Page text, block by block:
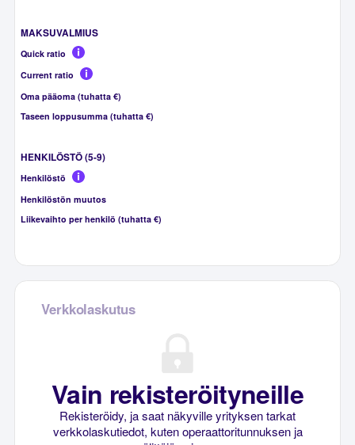
MAKSUVALMIUS
Quick ratio
Current ratio
Oma pääoma (tuhatta €)
Taseen loppusumma (tuhatta €)
HENKILÖSTÖ (5-9)
Henkilöstö
Henkilöstön muutos
Liikevaihto per henkilö (tuhatta €)
Verkkolaskutus
Vain rekisteröityneille
Rekisteröidy, ja saat näkyville yrityksen tarkat
verkkolaskutiedot, kuten operaattoritunnuksen ja